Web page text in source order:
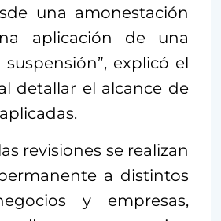
una amonestación
aplicación de una
explicó el
detallar el alcance de
revisiones se realizan
a distintos
y empresas,